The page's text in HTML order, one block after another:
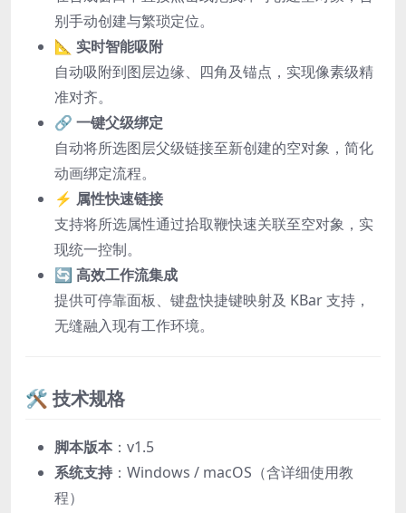
别手动创建与繁琐定位。
📐 实时智能吸附
自动吸附到图层边缘、四角及锚点，实现像素级精
准对齐。
🔗 一键父级绑定
自动将所选图层父级链接至新创建的空对象，简化
动画绑定流程。
⚡ 属性快速链接
支持将所选属性通过拾取鞭快速关联至空对象，实
现统一控制。
🔄 高效工作流集成
提供可停靠面板、键盘快捷键映射及 KBar 支持，
无缝融入现有工作环境。
🛠️ 技术规格
脚本版本：v1.5
系统支持 ：Windows / macOS（含详细使用教
程）